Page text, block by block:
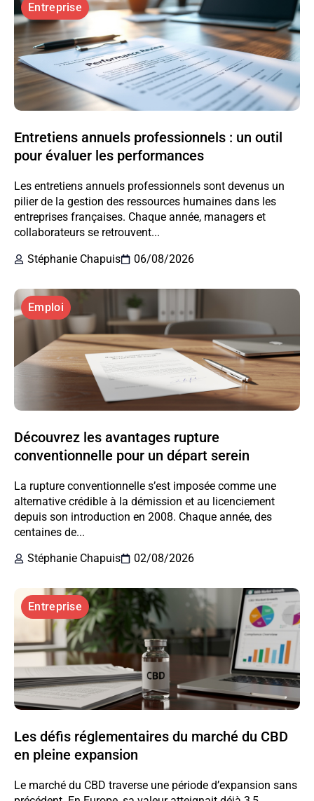
Entreprise
Entretiens annuels professionnels : un outil
pour évaluer les performances
Les entretiens annuels professionnels sont devenus un
pilier de la gestion des ressources humaines dans les
entreprises françaises. Chaque année, managers et
collaborateurs se retrouvent...
Stéphanie Chapuis
06/08/2026
Emploi
Découvrez les avantages rupture
conventionnelle pour un départ serein
La rupture conventionnelle s’est imposée comme une
alternative crédible à la démission et au licenciement
depuis son introduction en 2008. Chaque année, des
centaines de...
Stéphanie Chapuis
02/08/2026
Entreprise
Les défis réglementaires du marché du CBD
en pleine expansion
Le marché du CBD traverse une période d’expansion sans